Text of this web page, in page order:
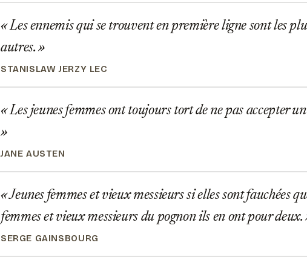
Les ennemis qui se trouvent en première ligne sont les
autres.
STANISLAW JERZY LEC
Les jeunes femmes ont toujours tort de ne pas accepter
JANE AUSTEN
Jeunes femmes et vieux messieurs si elles sont fauchées
femmes et vieux messieurs du pognon ils en ont pour deux.
SERGE GAINSBOURG